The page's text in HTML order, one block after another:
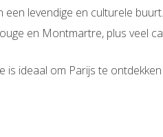
een levendige en culturele
en Montmartre, plus veel
is ideaal om Parijs te